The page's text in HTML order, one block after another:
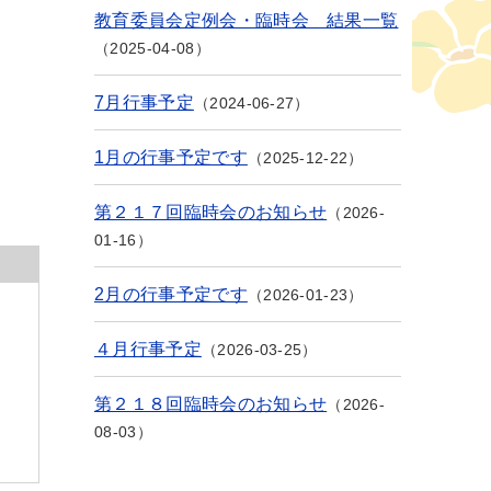
教育委員会定例会・臨時会 結果一覧
2025-04-08
7月行事予定 2024-06-27
1月の行事予定です 2025-12-22
第２１７回臨時会のお知らせ
2026-
01-16
2月の行事予定です 2026-01-23
４月行事予定 2026-03-25
第２１８回臨時会のお知らせ
2026-
08-03